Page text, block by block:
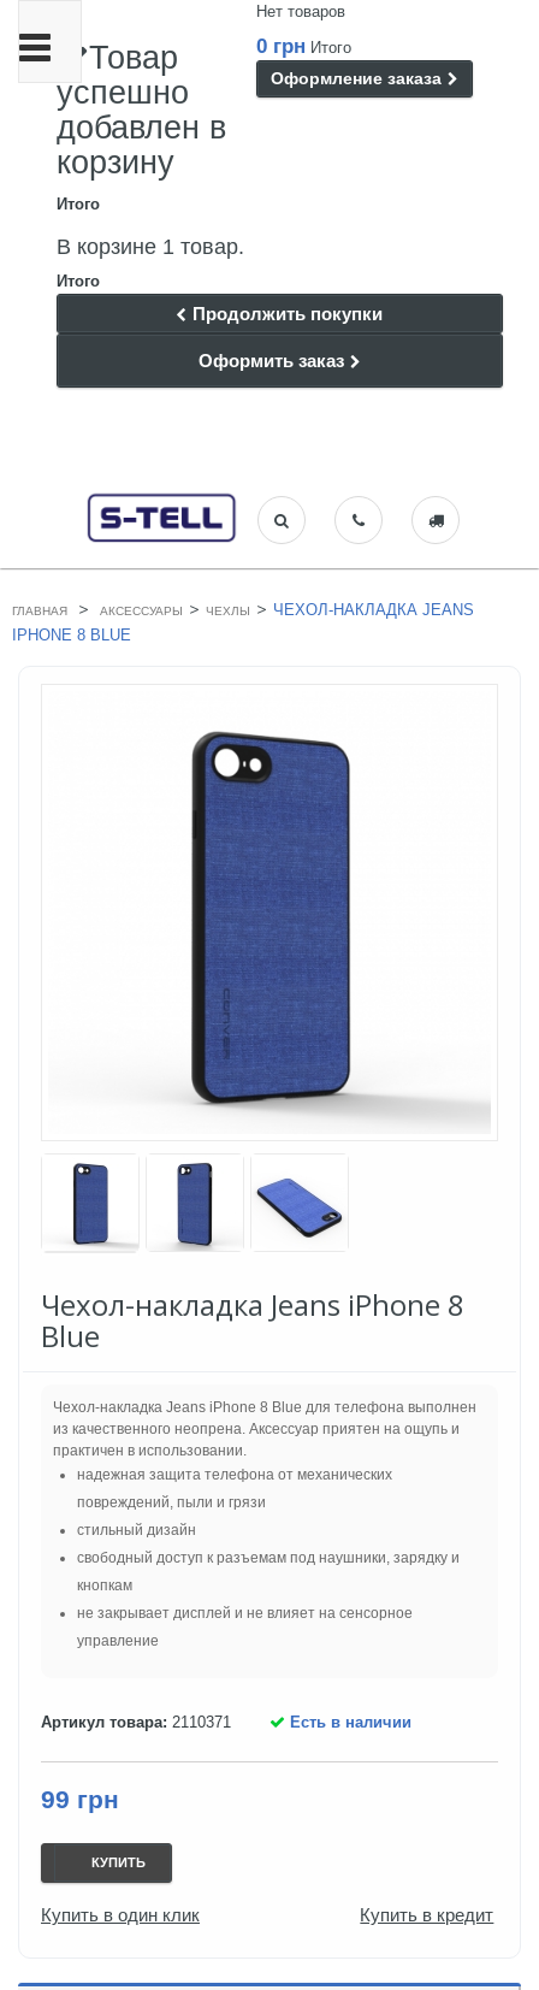
Нет товаров
0 грн Итого
Оформление заказа
Товар
успешно
добавлен в
корзину
Итого
В корзине 1 товар.
Итого
Продолжить покупки
Оформить заказ
Переключить
навигации
ГЛАВНАЯ > АКСЕССУАРЫ > ЧЕХЛЫ > ЧЕХОЛ-НАКЛАДКА JEANS
IPHONE 8 BLUE
Чехол-накладка Jeans iPhone 8
Blue
Чехол-накладка Jeans iPhone 8 Blue для телефона выполнен
из качественного неопрена. Аксессуар приятен на ощупь и
практичен в использовании.
надежная защита телефона от механических
повреждений, пыли и грязи
стильный дизайн
свободный доступ к разъемам под наушники, зарядку и
кнопкам
не закрывает дисплей и не влияет на сенсорное
управление
Артикул товара: 2110371 Есть в наличии
99 грн
КУПИТЬ
Купить в один клик Купить в кредит